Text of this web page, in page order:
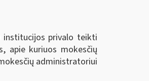
institucijos privalo teikti
apie kuriuos mokesčių
administratoriui